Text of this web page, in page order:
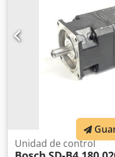
Unidad de control